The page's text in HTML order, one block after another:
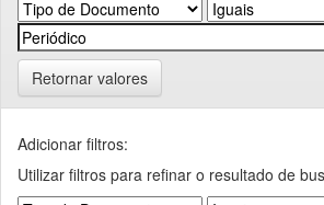
Retornar valores
Adicionar filtros:
Utilizar filtros para refinar o resultado de